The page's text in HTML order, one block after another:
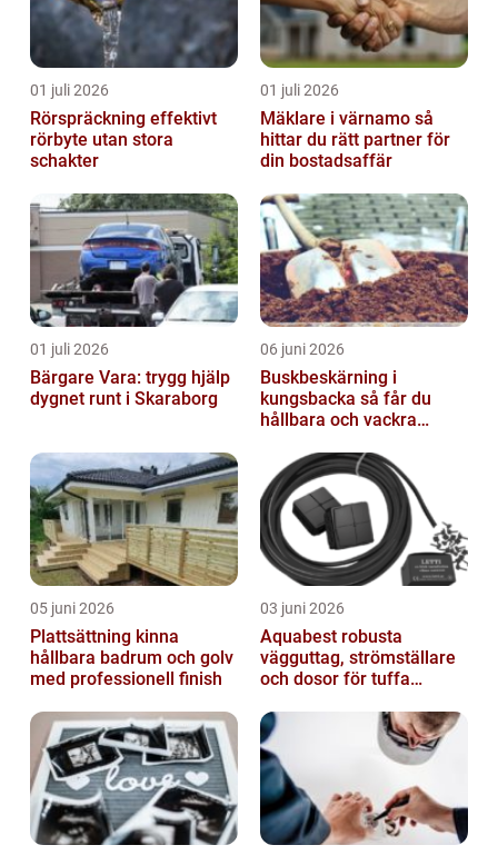
01 juli 2026
Rörspräckning effektivt
rörbyte utan stora
schakter
01 juli 2026
Mäklare i värnamo så
hittar du rätt partner för
din bostadsaffär
01 juli 2026
Bärgare Vara: trygg hjälp
dygnet runt i Skaraborg
06 juni 2026
Buskbeskärning i
kungsbacka så får du
hållbara och vackra
05 juni 2026
Plattsättning kinna
hållbara badrum och golv
med professionell finish
03 juni 2026
Aquabest robusta
vägguttag, strömställare
och dosor för tuffa